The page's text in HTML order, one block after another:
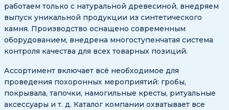
работаем только с натуральной древесиной, внедряем
выпуск уникальной продукции из синтетического
камня. Производство оснащено современным
оборудованием, внедрена многоступенчатая система
контроля качества для всех товарных позиций.
Ассортимент включает всё необходимое для
проведения похоронных мероприятий: гробы,
покрывала, тапочки, намогильные кресты, ритуальные
аксессуары и т. д. Каталог компании охватывает все